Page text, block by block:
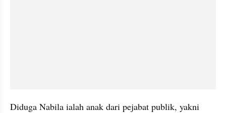
Diduga Nabila ialah anak dari pejabat publik, yakni